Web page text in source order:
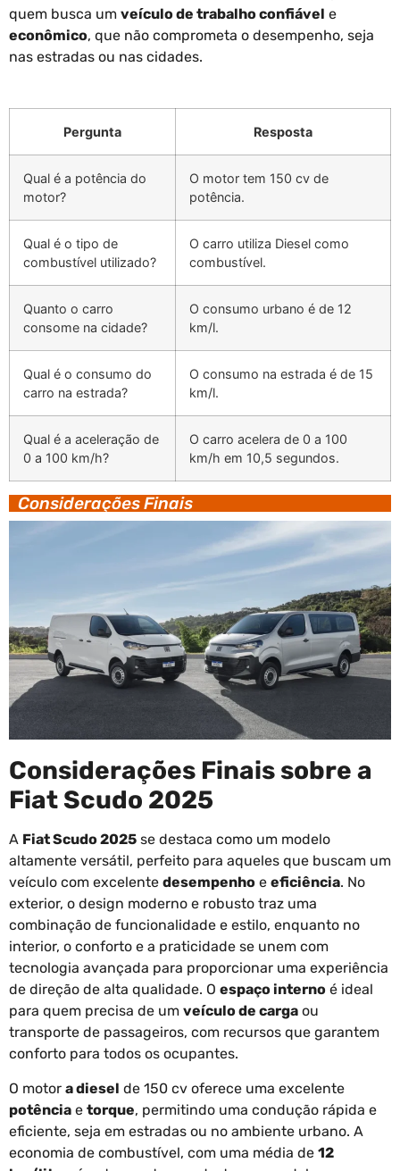
quem busca um veículo de trabalho confiável e
econômico, que não comprometa o desempenho, seja
nas estradas ou nas cidades.
Pergunta Resposta
Qual é a potência do
motor?
O motor tem 150 cv de
potência.
Qual é o tipo de
combustível utilizado?
O carro utiliza Diesel como
combustível.
Quanto o carro
consome na cidade?
O consumo urbano é de 12
km/l.
Qual é o consumo do
carro na estrada?
O consumo na estrada é de 15
km/l.
Qual é a aceleração de
0 a 100 km/h?
O carro acelera de 0 a 100
km/h em 10,5 segundos.
Considerações Finais
Considerações Finais sobre a
Fiat Scudo 2025
A Fiat Scudo 2025 se destaca como um modelo
altamente versátil, perfeito para aqueles que buscam um
veículo com excelente desempenho e eficiência. No
exterior, o design moderno e robusto traz uma
combinação de funcionalidade e estilo, enquanto no
interior, o conforto e a praticidade se unem com
tecnologia avançada para proporcionar uma experiência
de direção de alta qualidade. O espaço interno é ideal
para quem precisa de um veículo de carga ou
transporte de passageiros, com recursos que garantem
conforto para todos os ocupantes.
O motor a diesel de 150 cv oferece uma excelente
potência e torque, permitindo uma condução rápida e
eficiente, seja em estradas ou no ambiente urbano. A
economia de combustível, com uma média de 12